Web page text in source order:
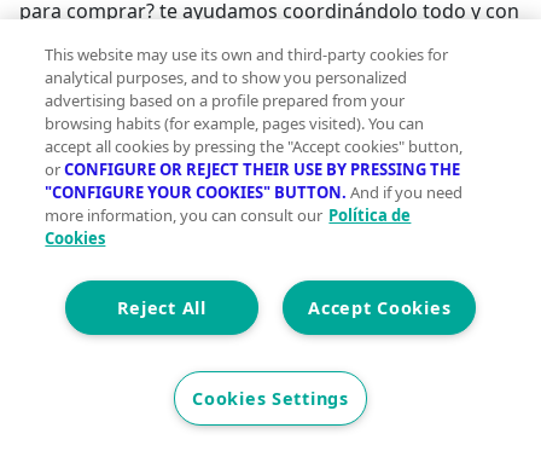
para comprar? te ayudamos coordinándolo todo y con
ofrecemos una venta rápida con todas las garantías.
¿Necesitas una hipoteca? en donpiso la encuentras y
en condiciones preferentes.¿Herencias?, ¿Divorcios?,
te ayudamos y coordinamos todo.Infórmate: 923 618
618 - salamancaestacion@donpiso.com;
This website may use its own and third-party cookies for
analytical purposes, and to show you personalized
advertising based on a profile prepared from your
browsing habits (for example, pages visited). You can
accept all cookies by pressing the "Accept cookies" button,
orCONFIGURE OR REJECT THEIR USE BY PRESSING THE
"CONFIGURE YOUR COOKIES" BUTTON. And if you need
more information, you can consult our Política de
Cookies
Accept Cookies
Reject All
Cookies Settings